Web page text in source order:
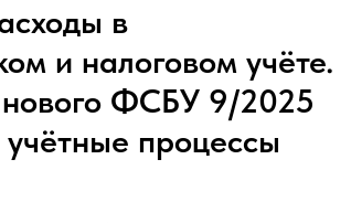
в
и налоговом учёте.
ФСБУ 9/2025
процессы